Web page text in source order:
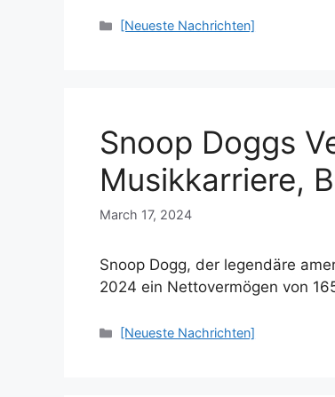
Categories
[Neueste Nachrichten]
Snoop Doggs
Musikkarriere,
March 17, 2024
Snoop Dogg, der legendäre
2024 ein Nettovermögen von
Categories
[Neueste Nachrichten]